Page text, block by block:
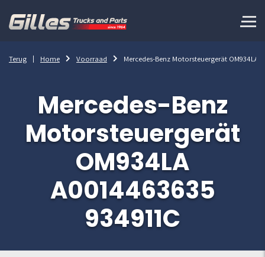
Terug Home Voorraad Mercedes-Benz Motorsteuergerät OM934LA
Mercedes-Benz
Motorsteuergerät
OM934LA
A0014463635
934911C